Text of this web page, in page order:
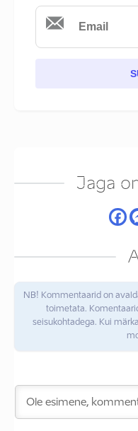
Jaga
NB! Kommentaarid on
toimetata.
seisukohtadega. Kui